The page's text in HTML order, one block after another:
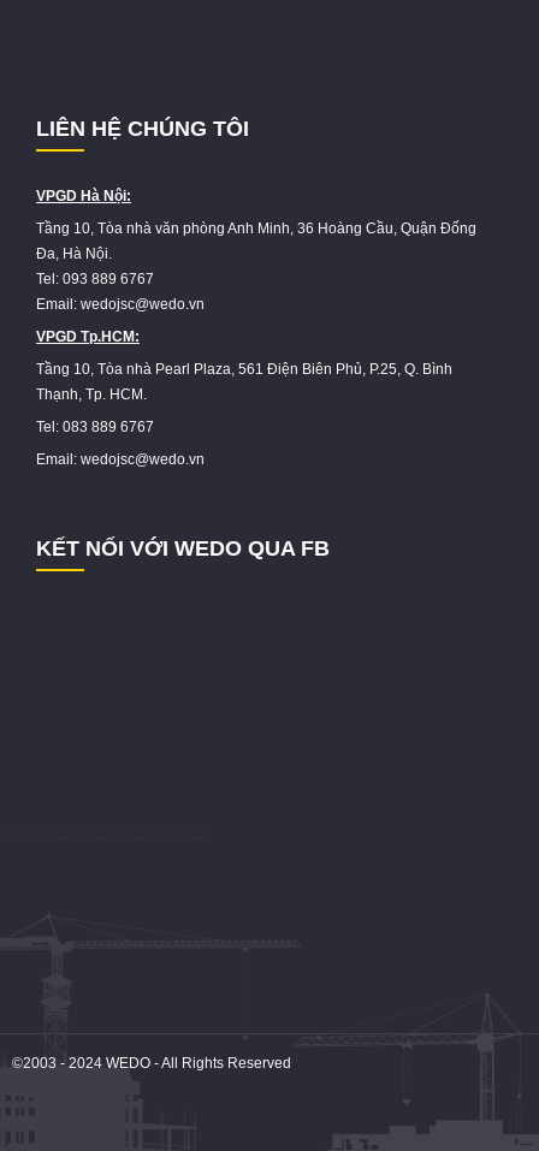
LIÊN HỆ CHÚNG TÔI
VPGD Hà Nội:
Tầng 10, Tòa nhà văn phòng Anh Minh, 36 Hoàng Cầu, Quận Đống
Đa, Hà Nội.
Tel: 093 889 6767
Email: wedojsc@wedo.vn
VPGD Tp.HCM:
Tầng 10, Tòa nhà Pearl Plaza, 561 Điện Biên Phủ, P.25, Q. Bình
Thạnh, Tp. HCM.
Tel: 083 889 6767
Email: wedojsc@wedo.vn
KẾT NỐI VỚI WEDO QUA FB
©2003 - 2024 WEDO - All Rights Reserved